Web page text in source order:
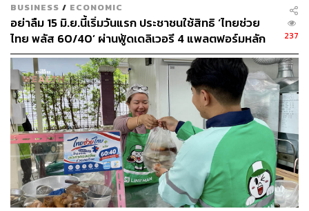
BUSINESS / ECONOMIC
อย่าลืม 15 มิ.ย.นี้เริ่มวันแรก ประชาชนใช้สิทธิ ‘ไทยช่วย
ไทย พลัส 60/40’ ผ่านฟู้ดเดลิเวอรี 4 แพลตฟอร์มหลัก
ร้านค้าสมัครผ่านแอปฯ ถุงเงิน
237